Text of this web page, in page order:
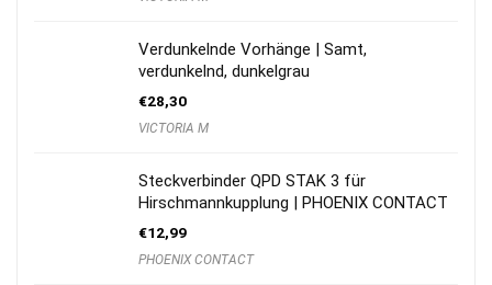
Verdunkelnde Vorhänge | Samt,
verdunkelnd, dunkelgrau
€28,30
VICTORIA M
Steckverbinder QPD STAK 3 für
Hirschmannkupplung | PHOENIX CONTACT
€12,99
PHOENIX CONTACT